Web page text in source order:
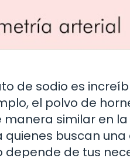
de sodio es
el polvo de
manera similar en
buscan
depende de tus